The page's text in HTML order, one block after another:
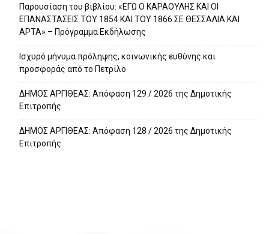
Παρουσίαση του βιβλίου: «ΕΓΩ Ο ΚΑΡΑΟΥΛΗΣ ΚΑΙ ΟΙ
ΕΠΑΝΑΣΤΑΣΕΙΣ ΤΟΥ 1854 ΚΑΙ ΤΟΥ 1866 ΣΕ ΘΕΣΣΑΛΙΑ ΚΑΙ
ΑΡΤΑ» – Πρόγραμμα Εκδήλωσης
Ισχυρό μήνυμα πρόληψης, κοινωνικής ευθύνης και
προσφοράς από το Πετρίλο
ΔΗΜΟΣ ΑΡΓΙΘΕΑΣ: Απόφαση 129 / 2026 της Δημοτικής
Επιτροπής
ΔΗΜΟΣ ΑΡΓΙΘΕΑΣ: Απόφαση 128 / 2026 της Δημοτικής
Επιτροπής